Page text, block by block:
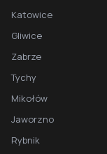
Katowice
Gliwice
Zabrze
Tychy
Mikołów
Jaworzno
Rybnik